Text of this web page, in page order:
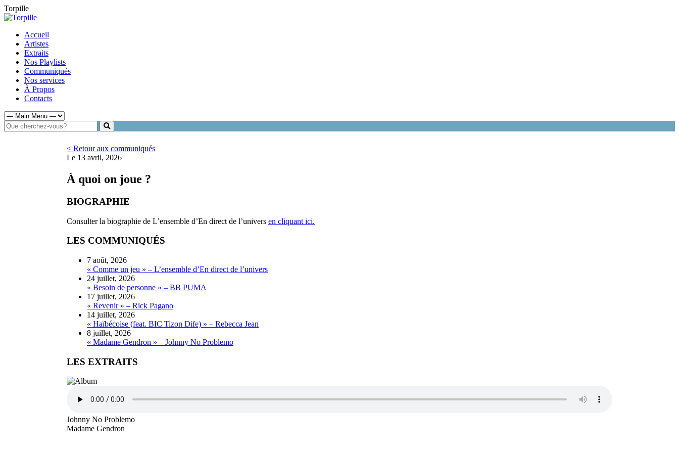
Torpille
Accueil
Artistes
Extraits
Nos Playlists
Communiqués
Nos services
À Propos
Contacts
< Retour aux communiqués
Le 13 avril, 2026
À quoi on joue ?
BIOGRAPHIE
Consulter la biographie de L’ensemble d’En direct de l’univers en cliquant ici.
LES COMMUNIQUÉS
7 août, 2026
« Comme un jeu » – L’ensemble d’En direct de l’univers
24 juillet, 2026
« Besoin de personne » – BB PUMA
17 juillet, 2026
« Revenir » – Rick Pagano
14 juillet, 2026
« Haïbécoise (feat. BIC Tizon Dife) » – Rebecca Jean
8 juillet, 2026
« Madame Gendron » – Johnny No Problemo
LES EXTRAITS
Johnny No Problemo
Madame Gendron